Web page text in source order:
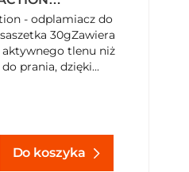
BIEL 30 G
- odplamiacz do
30gZawiera
aktywnego tlenu niż
prania, dzięki...
Do koszyka